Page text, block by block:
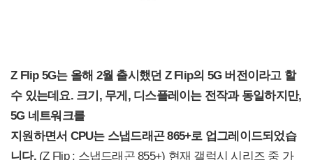
Z Flip 5G는 올해 2월 출시했던 Z Flip의 5G 버전이라고 할
수 있는데요. 크기, 무게, 디스플레이는 전작과 동일하지만,
5G 네트워크를
지원하면서 CPU는 스냅드래곤 865+로 업그레이드되었습
니다.(Z Flip : 스냅드래곤 855+) 현재 갤럭시 시리즈 중 가